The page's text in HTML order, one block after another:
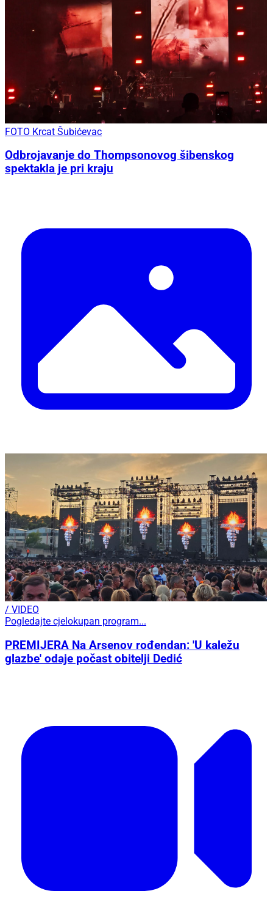
FOTO Krcat Šubićevac
Odbrojavanje do Thompsonovog šibenskog
spektakla je pri kraju
/ VIDEO
Pogledajte cjelokupan program...
PREMIJERA Na Arsenov rođendan: 'U kaležu
glazbe' odaje počast obitelji Dedić